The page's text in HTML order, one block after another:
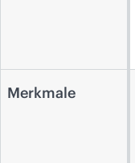
Merkmale